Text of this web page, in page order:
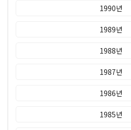
1990년
1989년
1988년
1987년
1986년
1985년